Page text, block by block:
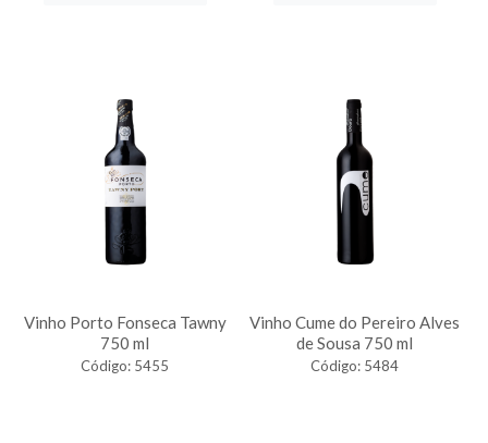
Vinho Porto Fonseca Tawny
750 ml
Código: 5455
Vinho Cume do Pereiro Alves
de Sousa 750 ml
Código: 5484